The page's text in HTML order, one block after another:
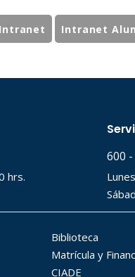
Intranet Intranet